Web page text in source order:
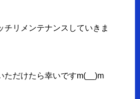
チリメンテナンスしていきま
ただけたら幸いですm(__)m